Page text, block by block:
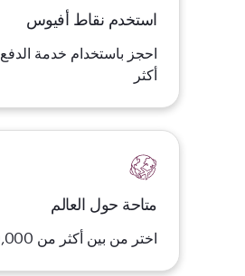
استخدم نقاط أفيوس
أكثر
متاحة حول العالم
اختر من بين أكثر من 400,000 فندق